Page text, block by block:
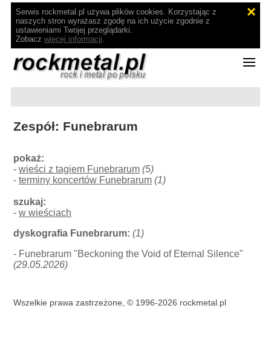
Serwis rockmetal.pl używa plików cookies. Korzystając z
naszych stron wyrażasz zgodę na ich użycie zgodnie z
ustawieniami Twojej przeglądarki.
Zobacz więcej informacji.
Zespół: Funebrarum
pokaż:
-wieści z tagiem Funebrarum (5)
-terminy koncertów Funebrarum (1)
szukaj:
-w wieściach
dyskografia Funebrarum: (1)
- Funebrarum "Beckoning the Void of Eternal Silence"
(29.05.2026)
Wszelkie prawa zastrzeżone, © 1996-2026 rockmetal.pl